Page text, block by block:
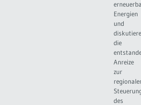
Energien
und
die
Anreize
zur
des